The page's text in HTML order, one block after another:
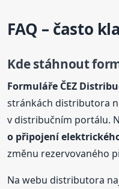
FAQ – často
Kde stáhnout
Formuláře ČEZ
stránkách distributora
v distribučním portálu.
o připojení
změnu rezervovaného
Na webu distributora